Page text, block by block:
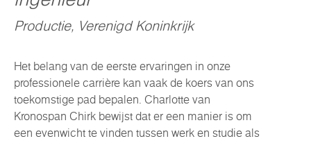
Productie, Verenigd Koninkrijk
Het belang van de eerste ervaringen in onze
professionele carrière kan vaak de koers van ons
toekomstige pad bepalen. Charlotte van
Kronospan Chirk bewijst dat er een manier is om
een evenwicht te vinden tussen werk en studie als